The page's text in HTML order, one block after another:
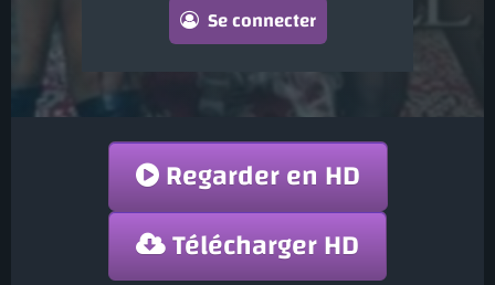
Se connecter
Regarder en HD
Télécharger HD